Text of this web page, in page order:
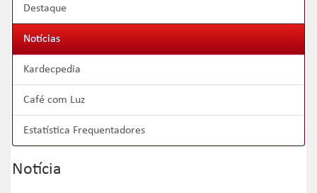
Destaque
Notícias
Kardecpedia
Café com Luz
Estatística Frequentadores
Notícia